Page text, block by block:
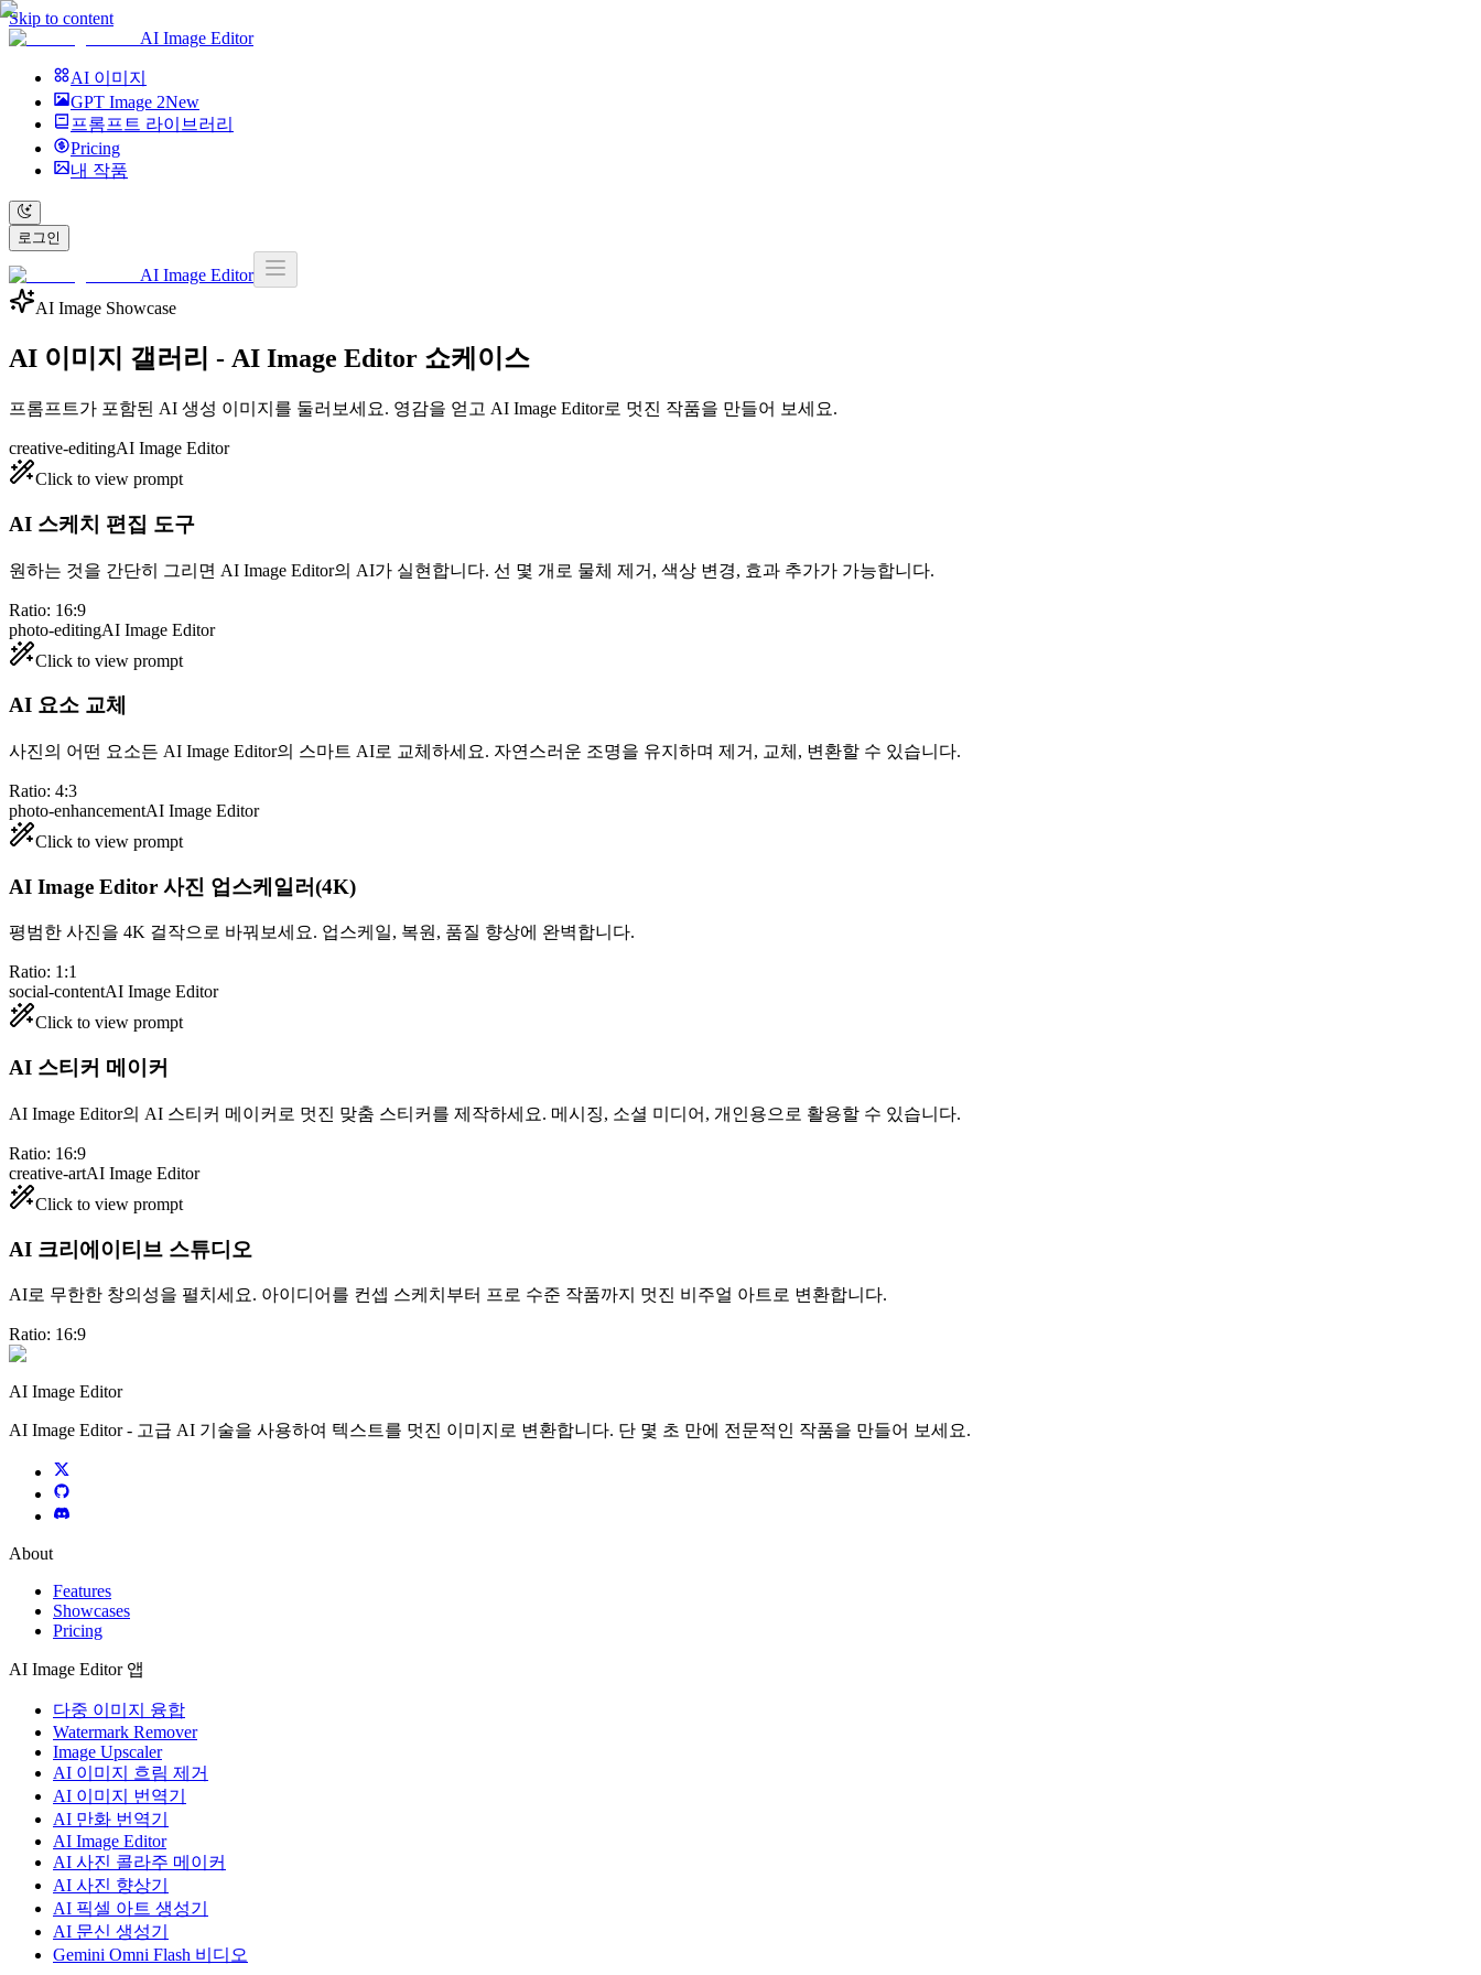
Skip to content
AI Image Editor
AI 이미지
GPT Image 2New
프롬프트 라이브러리
Pricing
내 작품
로그인
AI Image Editor
AI Image Showcase
AI 이미지 갤러리 - AI Image Editor 쇼케이스
프롬프트가 포함된 AI 생성 이미지를 둘러보세요. 영감을 얻고 AI Image Editor로 멋진 작품을 만들어 보세요.
creative-editingAI Image Editor
Click to view prompt
AI 스케치 편집 도구
원하는 것을 간단히 그리면 AI Image Editor의 AI가 실현합니다. 선 몇 개로 물체 제거, 색상 변경, 효과 추가가 가능합니다.
Ratio: 16:9
photo-editingAI Image Editor
Click to view prompt
AI 요소 교체
사진의 어떤 요소든 AI Image Editor의 스마트 AI로 교체하세요. 자연스러운 조명을 유지하며 제거, 교체, 변환할 수 있습니다.
Ratio: 4:3
photo-enhancementAI Image Editor
Click to view prompt
AI Image Editor 사진 업스케일러(4K)
평범한 사진을 4K 걸작으로 바꿔보세요. 업스케일, 복원, 품질 향상에 완벽합니다.
Ratio: 1:1
social-contentAI Image Editor
Click to view prompt
AI 스티커 메이커
AI Image Editor의 AI 스티커 메이커로 멋진 맞춤 스티커를 제작하세요. 메시징, 소셜 미디어, 개인용으로 활용할 수 있습니다.
Ratio: 16:9
creative-artAI Image Editor
Click to view prompt
AI 크리에이티브 스튜디오
AI로 무한한 창의성을 펼치세요. 아이디어를 컨셉 스케치부터 프로 수준 작품까지 멋진 비주얼 아트로 변환합니다.
Ratio: 16:9
AI Image Editor
AI Image Editor - 고급 AI 기술을 사용하여 텍스트를 멋진 이미지로 변환합니다. 단 몇 초 만에 전문적인 작품을 만들어 보세요.
About
Features
Showcases
Pricing
AI Image Editor 앱
다중 이미지 융합
Watermark Remover
Image Upscaler
AI 이미지 흐림 제거
AI 이미지 번역기
AI 만화 번역기
AI Image Editor
AI 사진 콜라주 메이커
AI 사진 향상기
AI 픽셀 아트 생성기
AI 문신 생성기
Gemini Omni Flash 비디오